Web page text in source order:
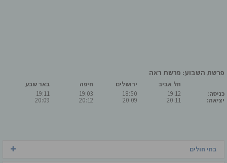
פרשת השבוע: פרשת ראה
כניסה:
יציאה:
תל אביב
19:12
20:11
ירושלים
18:50
20:09
חיפה
19:03
20:12
באר שבע
19:11
20:09
בתי חולים